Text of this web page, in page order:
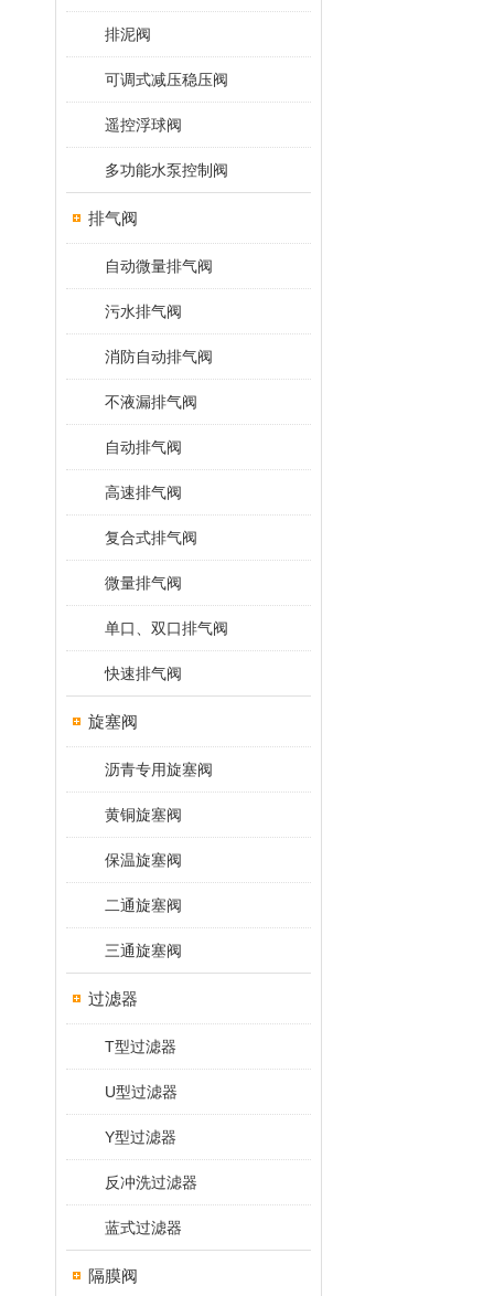
排泥阀
可调式减压稳压阀
遥控浮球阀
多功能水泵控制阀
排气阀
自动微量排气阀
污水排气阀
消防自动排气阀
不液漏排气阀
自动排气阀
高速排气阀
复合式排气阀
微量排气阀
单口、双口排气阀
快速排气阀
旋塞阀
沥青专用旋塞阀
黄铜旋塞阀
保温旋塞阀
二通旋塞阀
三通旋塞阀
过滤器
T型过滤器
U型过滤器
Y型过滤器
反冲洗过滤器
蓝式过滤器
隔膜阀